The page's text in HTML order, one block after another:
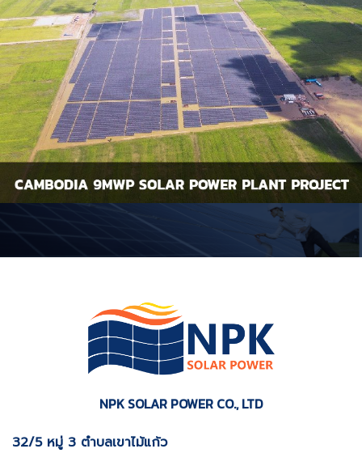
NPK SOLAR POWER CO., LTD
32/5 หมู่ 3 ตำบลเขาไม้แก้ว